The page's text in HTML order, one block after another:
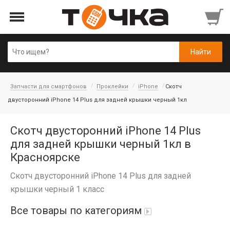
Запчасти для смартфонов Проклейки iPhone
Скотч
двусторонний iPhone 14 Plus для задней крышки черный 1кл
Скотч двусторонний iPhone 14 Plus
для задней крышки черный 1кл в
Красноярске
Скотч двусторонний iPhone 14 Plus для задней
крышки черный 1 класс
Все товары по категориям